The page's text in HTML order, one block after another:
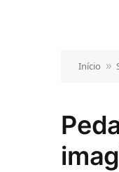
Início »